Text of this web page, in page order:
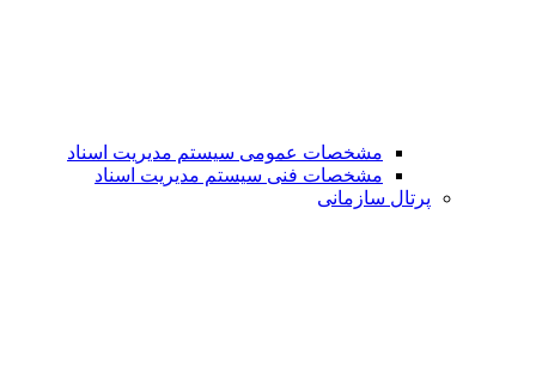
مشخصات عمومی سیستم مدیریت اسناد
مشخصات فنی سیستم مدیریت اسناد
پرتال سازمانی